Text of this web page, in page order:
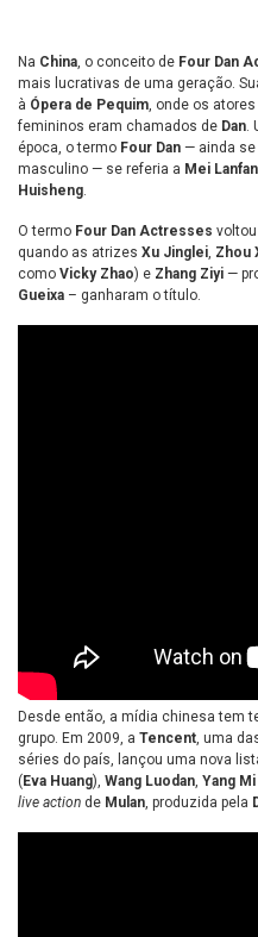
Na China, o conceito de Four Dan
mais lucrativas de uma geração.
à Ópera de Pequim, onde os
femininos eram chamados de Dan.
época, o termo Four Dan — ainda se
masculino — se referia a Mei
Huisheng.
O termo Four Dan Actresses
quando as atrizes Xu Jinglei, Zhou
como Vicky Zhao) e Zhang Ziyi —
Gueixa – ganharam o título.
Desde então, a mídia chinesa tem
grupo. Em 2009, a Tencent, uma
séries do país, lançou uma nova
( Eva Huang), Wang Luodan, Yang Mi
live action de Mulan, produzida pela